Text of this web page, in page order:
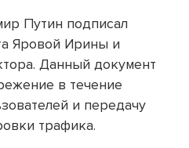
Путин подписал
Яровой Ирины и
Данный документ
в течение
и передачу
трафика.